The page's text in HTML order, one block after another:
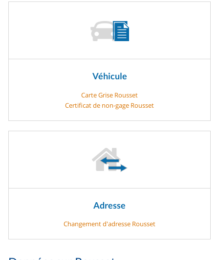
Véhicule
Carte Grise Rousset
Certificat de non-gage Rousset
Adresse
Changement d'adresse Rousset